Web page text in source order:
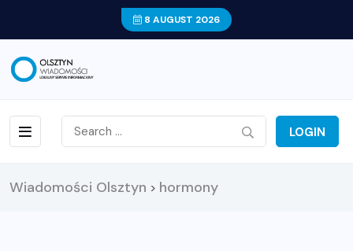
8 AUGUST 2026
LOGIN
Wiadomości Olsztyn > hormony